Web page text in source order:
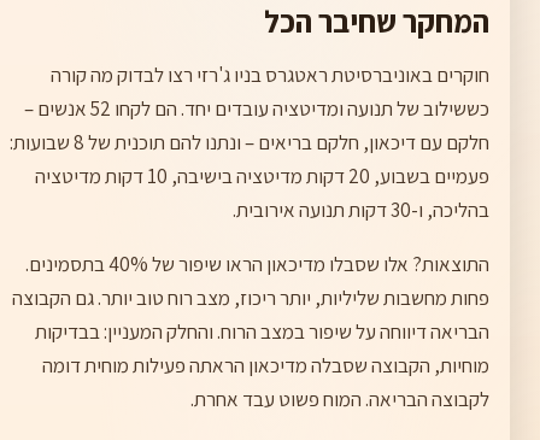
המחקר שחיבר הכל
חוקרים באוניברסיטת ראטגרס בניו ג'רזי רצו לבדוק מה קורה
כששילוב של תנועה ומדיטציה עובדים יחד. הם לקחו 52 אנשים –
חלקם עם דיכאון, חלקם בריאים – ונתנו להם תוכנית של 8 שבועות:
פעמיים בשבוע, 20 דקות מדיטציה בישיבה, 10 דקות מדיטציה
בהליכה, ו-30 דקות תנועה אירובית.
התוצאות? אלו שסבלו מדיכאון הראו שיפור של 40% בתסמינים.
פחות מחשבות שליליות, יותר ריכוז, מצב רוח טוב יותר. גם הקבוצה
הבריאה דיווחה על שיפור במצב הרוח. והחלק המעניין: בבדיקות
מוחיות, הקבוצה שסבלה מדיכאון הראתה פעילות מוחית דומה
לקבוצה הבריאה. המוח פשוט עבד אחרת.